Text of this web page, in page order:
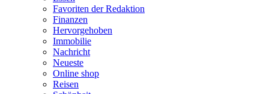
Favoriten der Redaktion
Finanzen
Hervorgehoben
Immobilie
Nachricht
Neueste
Online shop
Reisen